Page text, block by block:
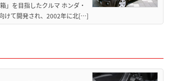
」を目指したクルマ ホンダ・
けて開発され、2002年に北[…]